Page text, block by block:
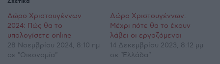
Δώρο Χριστουγέννων
2024: Πώς θα το
υπολογίσετε online
28 Νοεμβρίου 2024, 8:10 πμ
σε "Οικονομία"
Δώρο Χριστουγέννων:
Μέχρι πότε θα το έχουν
λάβει οι εργαζόμενοι
14 Δεκεμβρίου 2023, 8:12 μμ
σε "Ελλάδα"